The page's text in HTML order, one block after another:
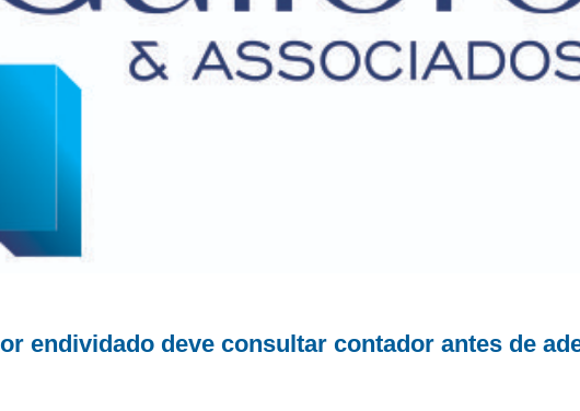
endividado deve consultar contador antes de